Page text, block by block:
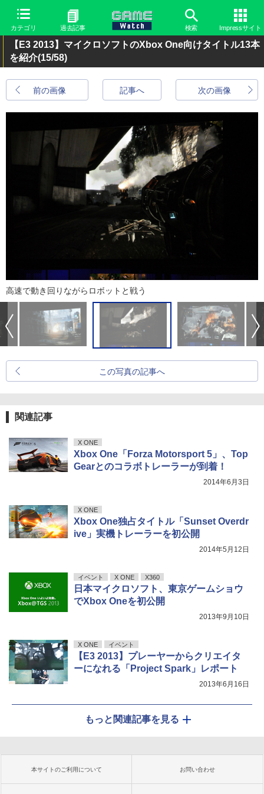
カテゴリ 過去記事 検索 Impressサイト
【E3 2013】マイクロソフトのXbox One向けタイトル13本
を紹介(15/58)
前の画像 次の画像
記事へ
高速で動き回りながらロボットと戦う
この写真の記事へ
関連記事
X ONE
Xbox One「Forza Motorsport 5」、Top
Gearとのコラボトレーラーが到着！
2014年6月3日
X ONE
Xbox One独占タイトル「Sunset Overdr
ive」実機トレーラーを初公開
2014年5月12日
イベント X ONE X360
日本マイクロソフト、東京ゲームショウ
でXbox Oneを初公開
2013年9月10日
X ONE イベント
【E3 2013】プレーヤーからクリエイタ
ーになれる「Project Spark」レポート
2013年6月16日
もっと関連記事を見る
本サイトのご利用について お問い合わせ